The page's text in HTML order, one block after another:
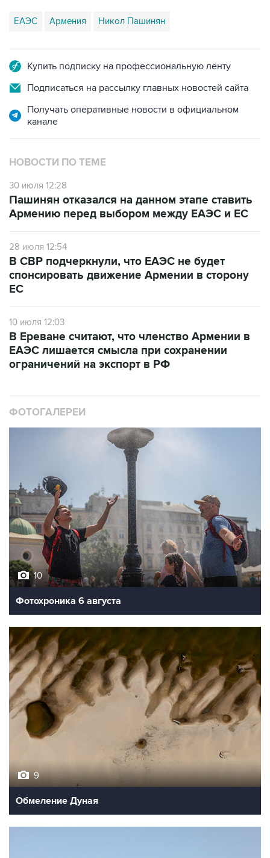
ЕАЭС Армения Никол Пашинян
Купить подписку на профессиональную ленту
Подписаться на рассылку главных новостей сайта
Получать оперативные новости в официальном
канале
НОВОСТИ ПО ТЕМЕ
30 июля 12:28
Пашинян отказался на данном этапе ставить
Армению перед выбором между ЕАЭС и ЕС
28 июля 12:54
В СВР подчеркнули, что ЕАЭС не будет
спонсировать движение Армении в сторону
ЕС
10 июля 12:03
В Ереване считают, что членство Армении в
ЕАЭС лишается смысла при сохранении
ограничений на экспорт в РФ
ФОТОГАЛЕРЕИ
10
Фотохроника 6 августа
9
Обмеление Дуная